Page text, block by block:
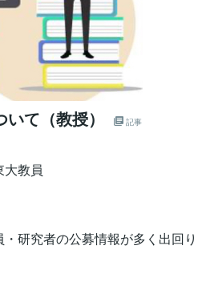
て（教授） 記事
教員
研究者の公募情報が多く出回り